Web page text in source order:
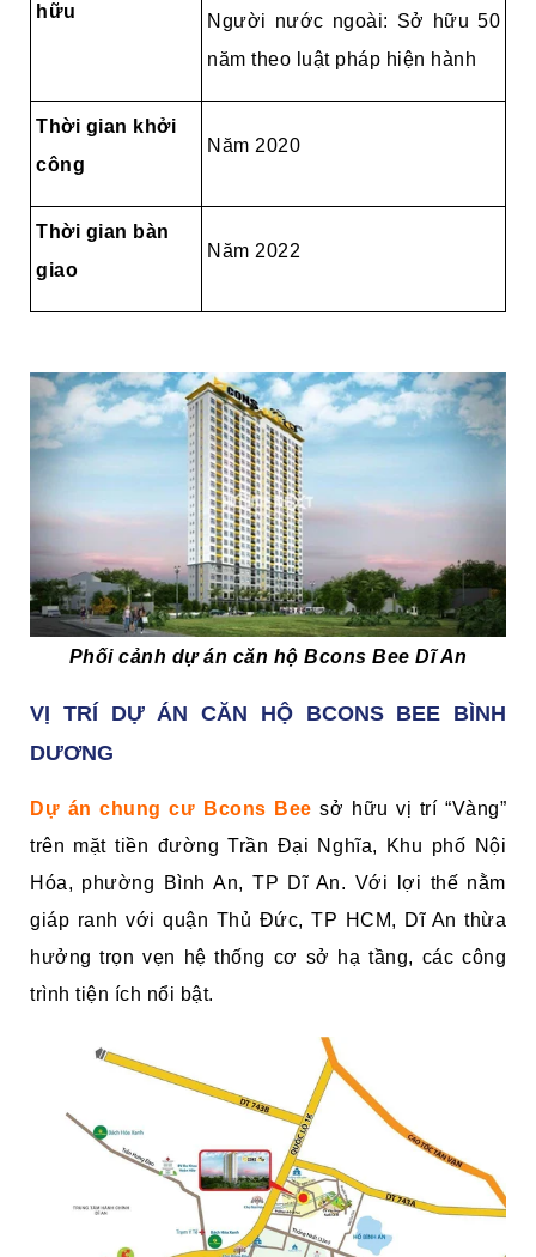
hữu
Người nước ngoài: Sở hữu 50
năm theo luật pháp hiện hành
Thời gian khởi
công
Năm 2020
Thời gian bàn
giao
Năm 2022
Phối cảnh dự án căn hộ Bcons Bee Dĩ An
VỊ TRÍ DỰ ÁN CĂN HỘ BCONS BEE BÌNH
DƯƠNG
Dự án chung cư Bcons Bee sở hữu vị trí “Vàng”
trên mặt tiền đường Trần Đại Nghĩa, Khu phố Nội
Hóa, phường Bình An, TP Dĩ An. Với lợi thế nằm
giáp ranh với quận Thủ Đức, TP HCM, Dĩ An thừa
hưởng trọn vẹn hệ thống cơ sở hạ tầng, các công
trình tiện ích nổi bật.